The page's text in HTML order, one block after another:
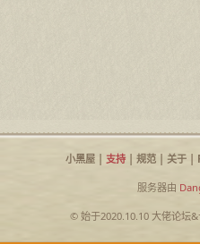
小黑屋| 支持| 规范| 关于|
服务器由
© 始于2020.10.10 大佬论坛&